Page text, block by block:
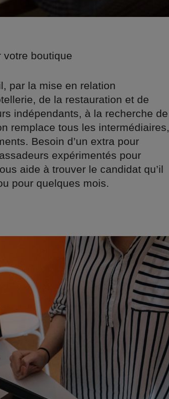
votre boutique
par la mise en relation
de la restauration et de
indépendants, à la recherche de
remplace tous les intermédiaires,
Besoin d’un extra pour
expérimentés pour
aide à trouver le candidat qu’il
pour quelques mois.